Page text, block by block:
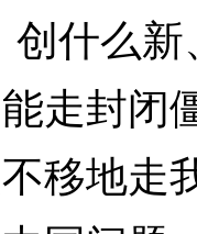
创什么
走封闭
移地走